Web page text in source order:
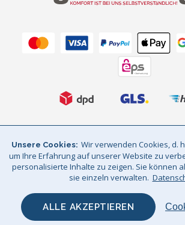
Sitemap
© Big Bertha
Wir liefern nach deutschland und österreich /
DE310961143 / AT 74932601
Unsere Cookies
Wir verwenden Cookies, d.
um Ihre Erfahrung auf unserer Website zu
personalisierte Inhalte zu zeigen. Sie können
sie einzeln verwalten.
ALLE AKZEPTIEREN